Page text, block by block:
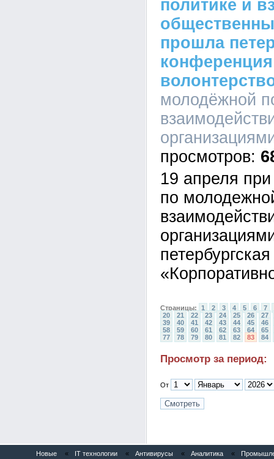
политике и
прошла
молодёжной
19 апреля
по
Страницы: 1 2 3 4 5 6
7
20
21 22 23 24 25 26
27
39
40 41 42 43 44 45
46
58
59 60 61 62 63 64
65
77
78 79 80 81 82 83 84
Просмотр за период:
От
Новые « IT технологии « Антивирусы « Аналитика «